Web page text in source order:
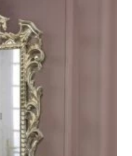
secondo
con l’idea
cornice
sua
. Questo
la vostra